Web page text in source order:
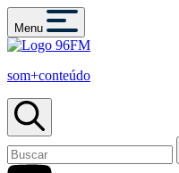
Menu
som+conteúdo